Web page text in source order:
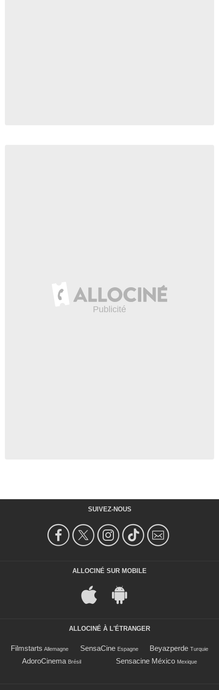
SUIVEZ-NOUS
ALLOCINÉ SUR MOBILE
ALLOCINÉ À L'ÉTRANGER
Filmstarts Allemagne SensaCine Espagne Beyazperde Turquie
AdoroCinema Brésil Sensacine México Mexique